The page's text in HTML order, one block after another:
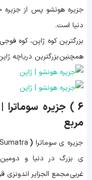
جزیره هونشو پس از جزیره
دنیا است.
بزرگترین کوه ژاپن، کوه
همچنین بزرگترین دریاچه
6 ) جزیره
مربع
جزیره ی سوماترا (
Sumatra
ی بزرگ در دنیا و
غربی مجمع الجزایر اندونزی